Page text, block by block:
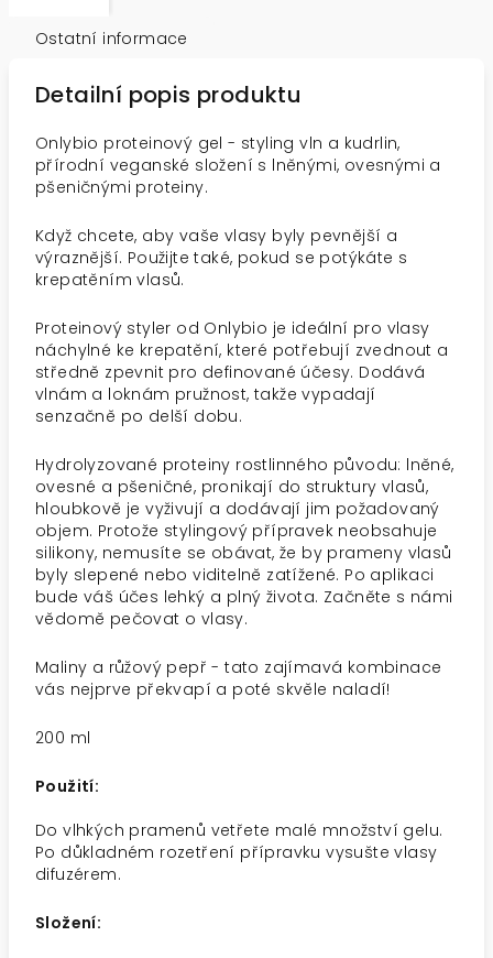
Ostatní informace
Detailní popis produktu
Onlybio proteinový gel - styling vln a kudrlin,
přírodní veganské složení s lněnými, ovesnými a
pšeničnými proteiny.
Když chcete, aby vaše vlasy byly pevnější a
výraznější. Použijte také, pokud se potýkáte s
krepatěním vlasů.
Proteinový styler od Onlybio je ideální pro vlasy
náchylné ke krepatění, které potřebují zvednout a
středně zpevnit pro definované účesy. Dodává
vlnám a loknám pružnost, takže vypadají
senzačně po delší dobu.
Hydrolyzované proteiny rostlinného původu: lněné,
ovesné a pšeničné, pronikají do struktury vlasů,
hloubkově je vyživují a dodávají jim požadovaný
objem. Protože stylingový přípravek neobsahuje
silikony, nemusíte se obávat, že by prameny vlasů
byly slepené nebo viditelně zatížené. Po aplikaci
bude váš účes lehký a plný života. Začněte s námi
vědomě pečovat o vlasy.
Maliny a růžový pepř - tato zajímavá kombinace
vás nejprve překvapí a poté skvěle naladí!
200 ml
Použití:
Do vlhkých pramenů vetřete malé množství gelu.
Po důkladném rozetření přípravku vysušte vlasy
difuzérem.
Složení: